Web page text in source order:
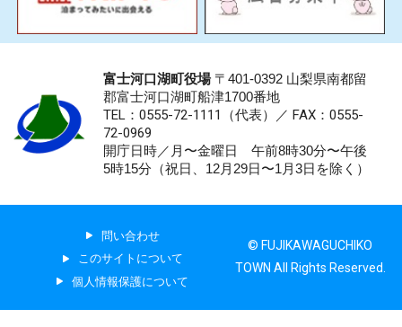
富士河口湖町役場〒401-0392 山梨県南都留
郡富士河口湖町船津1700番地
TEL：0555-72-1111 （代表）／ FAX：0555-
72-0969
開庁日時／月〜金曜日 午前8時30分〜午後
5時15分（祝日、12月29日〜1月3日を除く）
問い合わせ
このサイトについて
個人情報保護について
© FUJIKAWAGUCHIKO
TOWN All Rights Reserved.